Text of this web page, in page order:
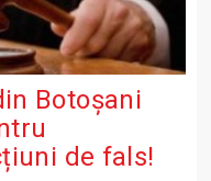
Botoșani
de fals!